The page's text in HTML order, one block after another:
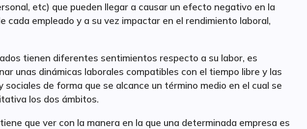
etc) que pueden llegar a causar un efecto negativo en la
cada empleado y a su vez impactar en el rendimiento laboral,
tienen diferentes sentimientos respecto a su labor, es
unas dinámicas laborales compatibles con el tiempo libre y las
sociales de forma que se alcance un término medio en el cual se
los dos ámbitos.
que ver con la manera en la que una determinada empresa es